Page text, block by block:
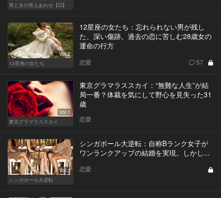
男と女の答えあわせ【Q】
Vol.2
12星座の女たち
12星座の女たち：忘れられない男が残し
た、深い傷跡。過去の恋に苦しむ28歳女の
運命の行方
恋愛 57
Vol.1
東京グラマラススカイ
東京グラマラススカイ：“無難な人生”が結
局一番？体裁を気にして野心を見失った31
歳
恋愛
Vol.2
シンガポール大逆転
シンガポール大逆転：自称Bランク女子が
ワンランクアップの結婚を実現。しかし...
恋愛